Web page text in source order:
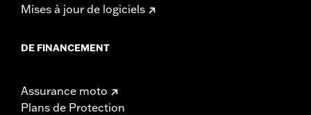
Mises à jour de logiciels
DE FINANCEMENT
Assurance moto
Plans de Protection